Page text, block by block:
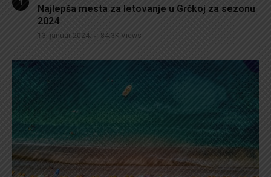
Najlepša mesta za letovanje u Grčkoj za sezonu
2024
13. januar 2024. 84.3K Views